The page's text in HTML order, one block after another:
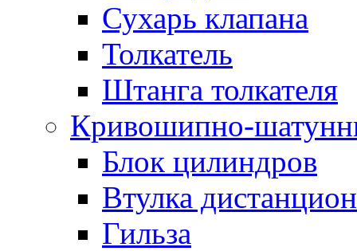
Сухарь клапана
Толкатель
Штанга толкателя
Кривошипно-
Блок цилиндров
Втулка
Гильза